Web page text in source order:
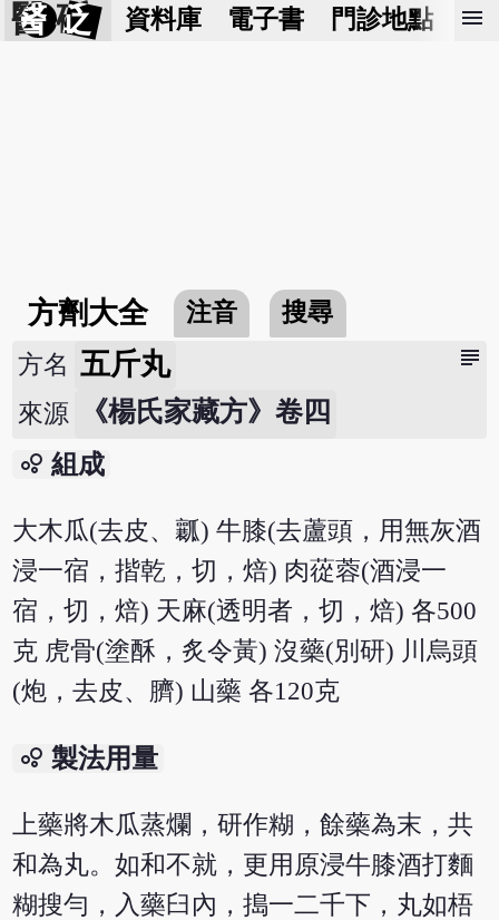
醫 砭 資料庫 電子書 門診地點 預
menu
方劑大全 注音 搜尋
subject
方名 五斤丸
來源 《楊氏家藏方》卷四
bubble_chart 組成
大木瓜(去皮、瓤) 牛膝(去蘆頭，用無灰酒
浸一宿，揩乾，切，焙) 肉蓯蓉(酒浸一
宿，切，焙) 天麻(透明者，切，焙) 各500
克 虎骨(塗酥，炙令黃) 沒藥(別研) 川烏頭
(炮，去皮、臍) 山藥 各120克
bubble_chart 製法用量
上藥將木瓜蒸爛，研作糊，餘藥為末，共
和為丸。如和不就，更用原浸牛膝酒打麵
糊搜勻，入藥臼內，搗一二千下，丸如梧